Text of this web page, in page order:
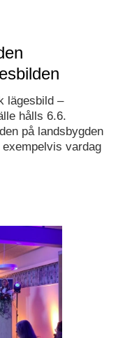
lägesbild –
hålls 6.6.
på landsbygden
vardag